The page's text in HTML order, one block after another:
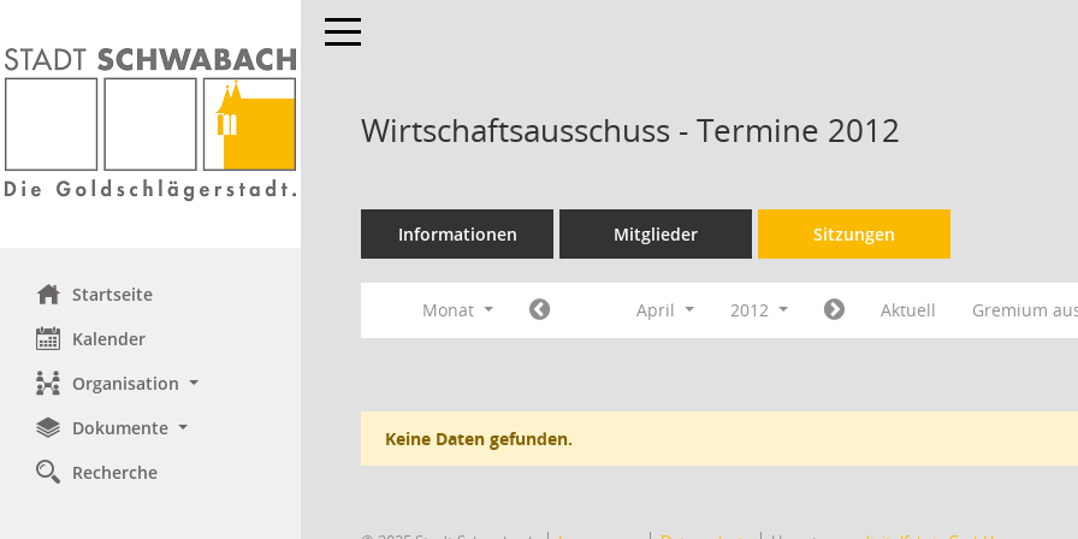
Startseite
Kalender
Organisation
Dokumente
Recherche
Toggle navigation
Wirtschaftsausschuss - Termine 2012
Informationen Mitglieder Sitzungen
Monat April 2012 Aktuell Gremium
Keine Daten gefunden.